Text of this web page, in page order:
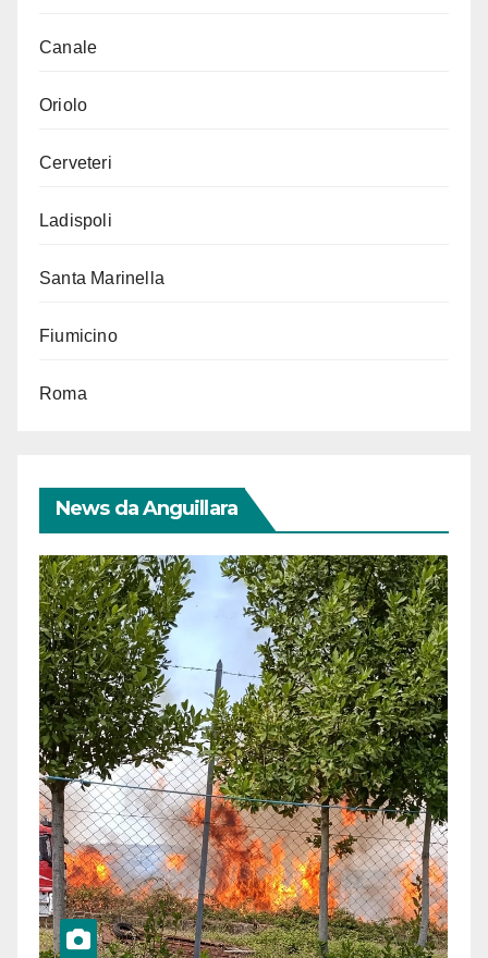
Canale
Oriolo
Cerveteri
Ladispoli
Santa Marinella
Fiumicino
Roma
News da Anguillara